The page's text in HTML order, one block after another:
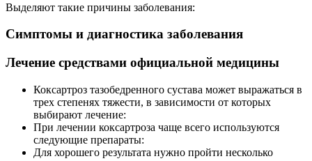
Выделяют такие причины заболевания:
Симптомы и диагностика заболевания
Лечение средствами официальной медицины
Коксартроз тазобедренного сустава может выражаться в
трех степенях тяжести, в зависимости от которых
выбирают лечение:
При лечении коксартроза чаще всего используются
следующие препараты:
Для хорошего результата нужно пройти несколько